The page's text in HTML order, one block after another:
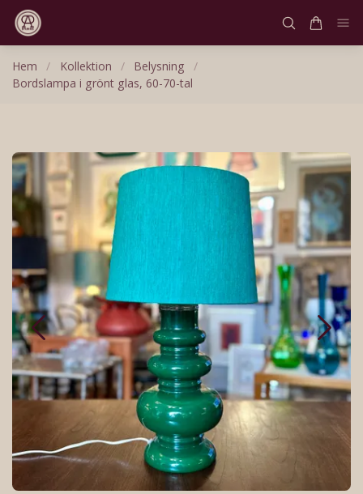
Hem / Kollektion / Belysning
/
Bordslampa i grönt glas, 60-70-tal